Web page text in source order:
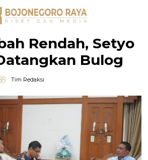
Rendah, Setyo
Bulog
Tim Redaksi